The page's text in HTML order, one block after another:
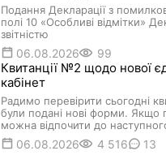
Подання Декларації з
полі 10 «Особливі відмітки»
звітністю
06.08.2026 99
Квитанції №2 щодо нової
кабінет
Радимо перевірити сьогодні
були подані нові форми. Якщо
можна відпочити до
06.08.2026 4 516 13